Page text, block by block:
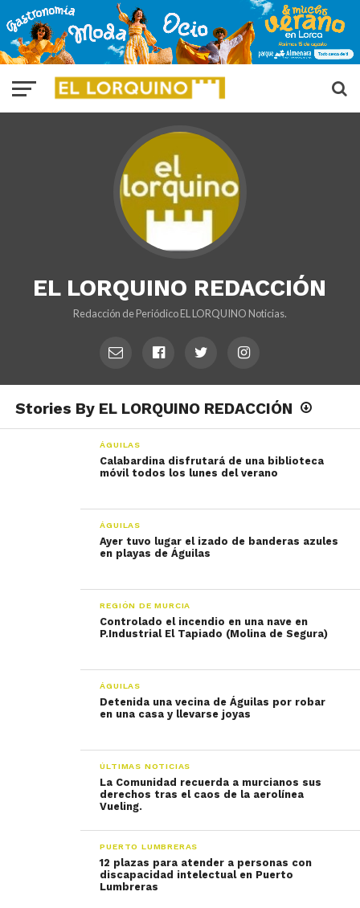
EL LORQUINO REDACCIÓN
Redacción de Periódico EL LORQUINO Noticias.
Stories By EL LORQUINO REDACCIÓN
ÁGUILAS
Calabardina disfrutará de una biblioteca
móvil todos los lunes del verano
ÁGUILAS
Ayer tuvo lugar el izado de banderas azules
en playas de Águilas
REGIÓN DE MURCIA
Controlado el incendio en una nave en
P.Industrial El Tapiado (Molina de Segura)
ÁGUILAS
Detenida una vecina de Águilas por robar
en una casa y llevarse joyas
ÚLTIMAS NOTICIAS
La Comunidad recuerda a murcianos sus
derechos tras el caos de la aerolínea
Vueling.
PUERTO LUMBRERAS
12 plazas para atender a personas con
discapacidad intelectual en Puerto
Lumbreras